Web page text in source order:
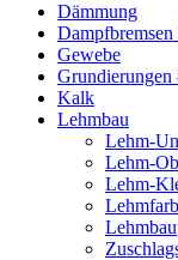
Dämmung
Gewebe
Kalk
Lehmbau
Lehm-
Lehm-
Lehm-